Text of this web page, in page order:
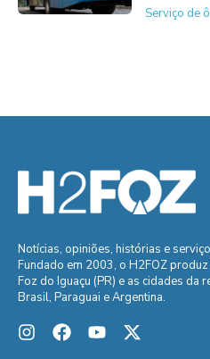
Serviço de
Notícias, opiniões, histórias e
Fundado em 2003, o H2FOZ
Foz do Iguaçu (PR) e as cidades da
Brasil, Paraguai e Argentina.